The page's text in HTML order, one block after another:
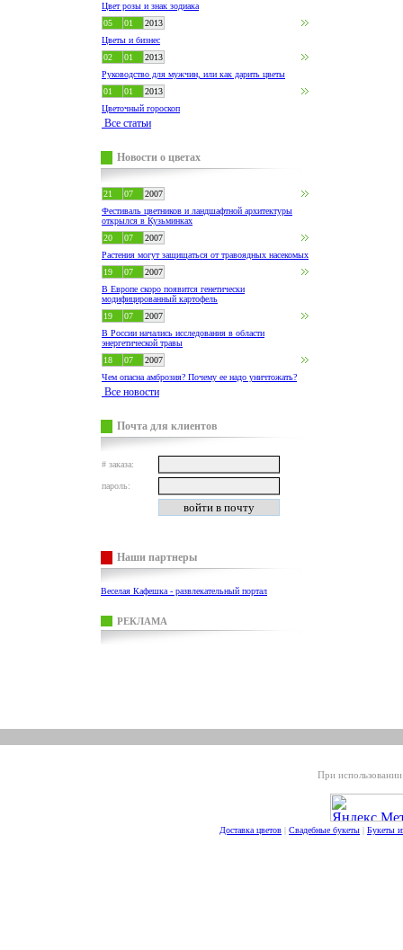
Цвет розы и знак зодиака
05
01
2013
Цветы и бизнес
02
01
2013
Руководство для мужчин, или как дарить цветы
01
01
2013
Цветочный гороскоп
Все статьи
Новости о цветах
21 07
2007
Фестиваль цветников и ландшафтной архитектуры
открылся в Кузьминках
20
07
2007
Растения могут защищаться от травоядных насекомых
19
07
2007
В Европе скоро появится генетически
модифицированный картофель
19
07
2007
В России начались исследования в области
энергетической травы
18
07
2007
Чем опасна амброзия? Почему ее надо уничтожать?
Все новости
Почта для клиентов
# заказа:
пароль:
Наши партнеры
Веселая Кафешка - развлекательный портал
РЕКЛАМА
При
Доставка цветов | Свадебные букеты | Букеты